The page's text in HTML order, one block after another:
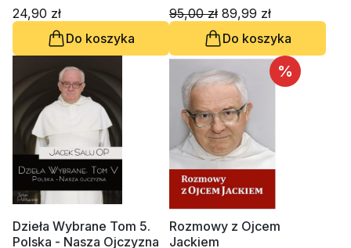
24,90 zł
Do koszyka
95,00 zł 89,99 zł
Do koszyka
Dzieła Wybrane Tom 5.
Polska - Nasza Ojczyzna
%
Rozmowy z Ojcem
Jackiem